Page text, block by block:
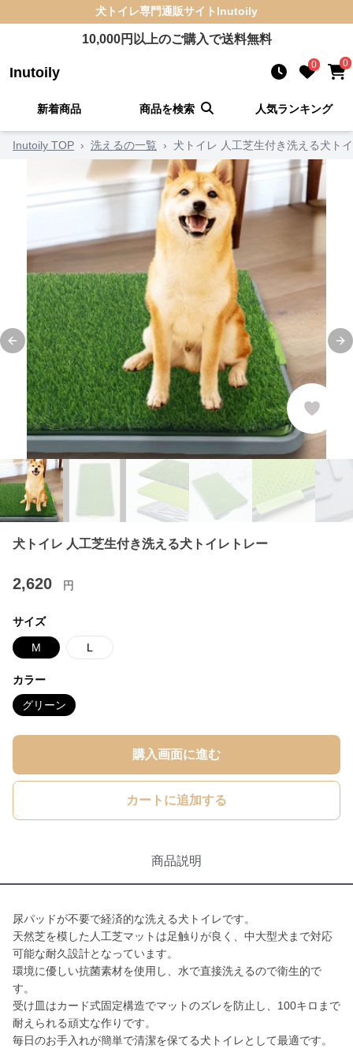
犬トイレ専門通販サイト Inutoily
10,000円以上のご購入で送料無料
Inutoily 0 0
新着商品 商品を検索 人気ランキング
Inutoily TOP › 洗えるの一覧 › 犬トイレ 人工芝生付き洗える犬ト
Previous slide
犬トイレ 人工芝生付き洗える犬トイレトレー
2,620 円
サイズ
M L
カラー
グリーン
購入画面に進む
カートに追加する
商品説明
尿パッドが不要で経済的な洗える犬トイレです。
天然芝を模した人工芝マットは足触りが良く、中大型犬まで対応
可能な耐久設計となっています。
環境に優しい抗菌素材を使用し、水で直接洗えるので衛生的で
す。
受け皿はカード式固定構造でマットのズレを防止し、100キロまで
耐えられる頑丈な作りです。
毎日のお手入れが簡単で清潔を保てる犬トイレとして最適です。